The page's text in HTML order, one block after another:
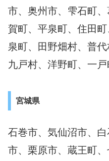
市、奥州市、雫石町
賀町、平泉町、住田
泉町、田野畑村、普代
九戸村、洋野町、一
宮城県
石巻市、気仙沼市、
市、栗原市、蔵王町、